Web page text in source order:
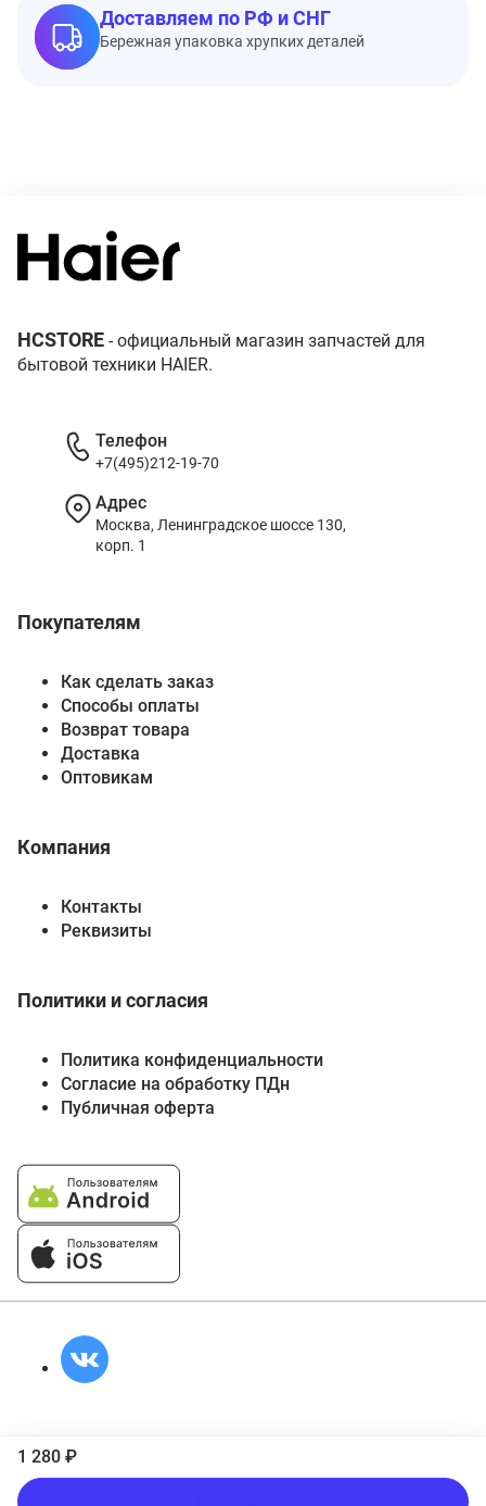
Доставляем по РФ и СНГ
Бережная упаковка хрупких деталей
1 280 ₽
HCSTORE - официальный магазин запчастей для
бытовой техники HAIER.
Покупателям
Как сделать заказ
Способы оплаты
Возврат товара
Доставка
Оптовикам
Компания
Контакты
Реквизиты
Политики и согласия
Политика конфиденциальности
Согласие на обработку ПДн
Публичная оферта
Телефон
+7(495)212-19-70
Адрес
Москва, Ленинградское шоссе 130,
корп. 1